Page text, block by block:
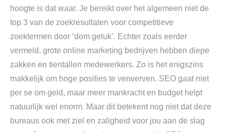
hoogte is dat waar. Je bereikt over het algemeen niet de
top 3 van de zoekresultaten voor competitieve
zoektermen door ‘dom geluk’. Echter zoals eerder
vermeld, grote online marketing bedrijven hebben diepe
zakken en tientallen medewerkers. Zo is het enigszins
makkelijk om hoge posities te verwerven. SEO gaat niet
per se om geld, maar meer mankracht en budget helpt
natuurlijk wel enorm. Maar dit betekent nog niet dat deze
bureaus ook met ziel en zaligheid voor jou aan de slag